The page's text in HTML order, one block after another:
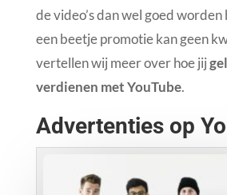
de video’s dan wel goed worden
een beetje promotie kan geen
vertellen wij meer over hoe jij
verdienen met YouTube.
Advertenties op